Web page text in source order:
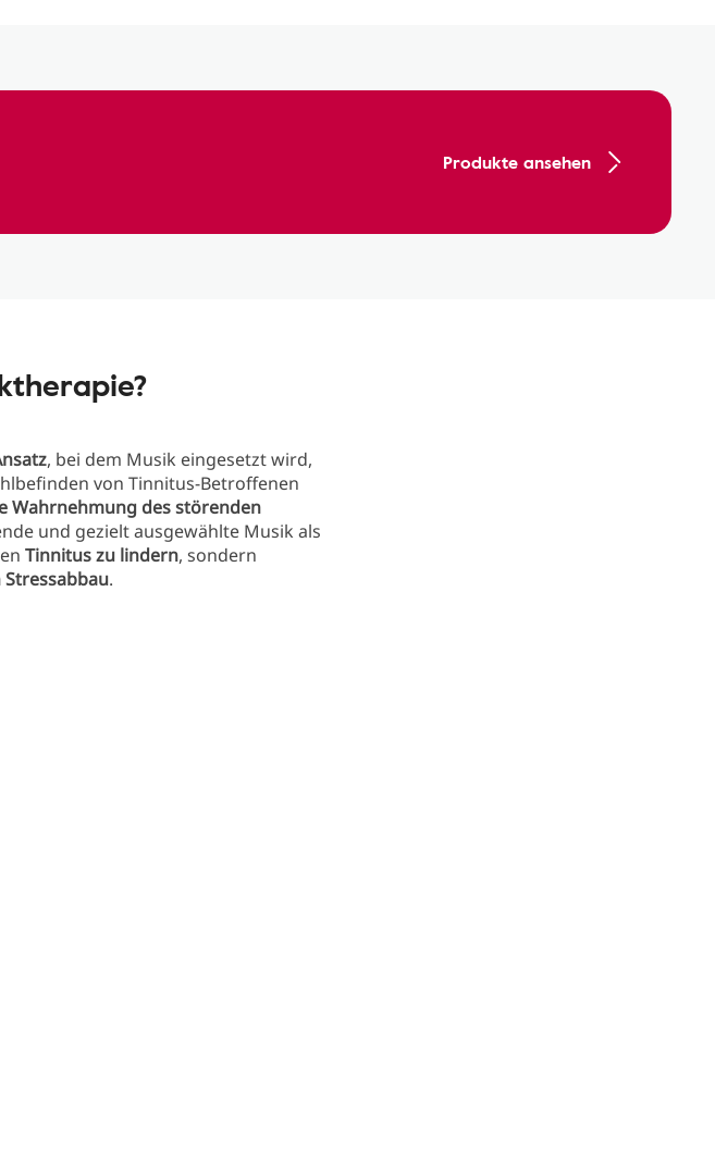
Produkte ansehen
, bei dem Musik eingesetzt wird,
von Tinnitus-Betroffenen
Wahrnehmung des störenden
und gezielt ausgewählte Musik als
Tinnitus zu lindern, sondern
.